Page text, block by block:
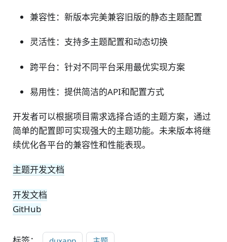
兼容性：新版本完美兼容旧版的静态主题配置
灵活性：支持多主题配置和动态切换
跨平台：针对不同平台采用最优实现方案
易用性：提供简洁的API和配置方式
开发者可以根据项目需求选择合适的主题方案，通过
简单的配置即可实现强大的主题功能。未来版本将继
续优化各平台的兼容性和性能表现。
主题开发文档
开发文档
GitHub